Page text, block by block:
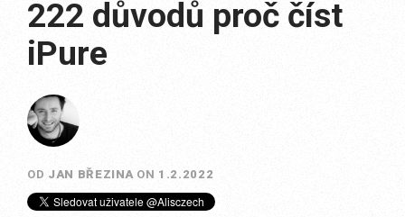
222 důvodů proč číst
iPure
OD JAN BŘEZINA ON 1.2.2022